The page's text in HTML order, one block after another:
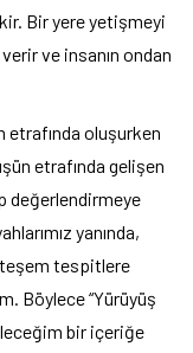
Bir yere yetişmeyi
ve insanın ondan
etrafında oluşurken
etrafında gelişen
değerlendirmeye
yanında,
tespitlere
Böylece “Yürüyüş
bir içeriğe